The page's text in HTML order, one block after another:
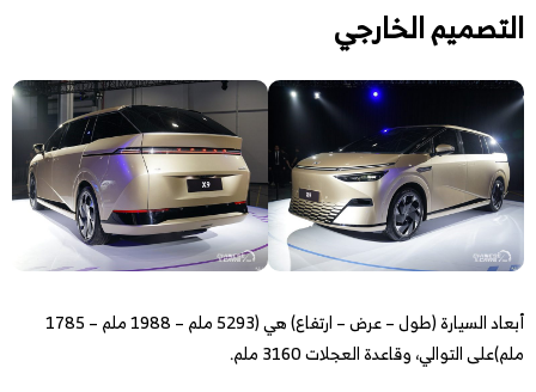
التصميم الخارجي
أبعاد السيارة (طول – عرض – ارتفاع) هي (5293 ملم – 1988 ملم – 1785
ملم)على التوالي، وقاعدة العجلات 3160 ملم.